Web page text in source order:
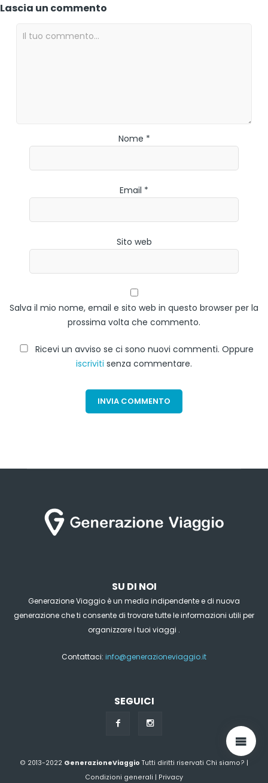
Lascia un commento
Nome *
Email *
Sito web
Salva il mio nome, email e sito web in questo browser per la
prossima volta che commento.
Ricevi un avviso se ci sono nuovi commenti. Oppure
iscriviti senza commentare.
SU DI NOI
Generazione Viaggio è un media indipendente e di nuova
generazione che ti consente di trovare tutte le informazioni utili per
organizzare i tuoi viaggi .
Contattaci: info@generazioneviaggio.it
SEGUICI
© 2013-2022 GenerazioneViaggio Tutti diritti riservati Chi siamo? |
Condizioni generali | Privacy